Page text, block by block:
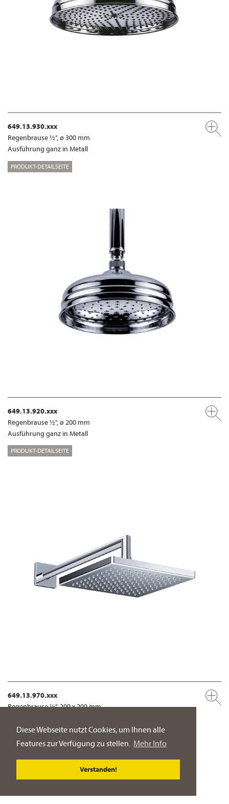
Diese Webseite nutzt Cookies, um Ihnen alle
Features zur Verfügung zu stellen. Mehr Info
Verstanden!
649.13.930.xxx
Regenbrause ½“, ø 300 mm
Ausführung ganz in Metall
PRODUKT-DETAILSEITE
649.13.920.xxx
Regenbrause ½", ø 200 mm
Ausführung ganz in Metall
PRODUKT-DETAILSEITE
649.13.970.xxx
Regenbrause ½“, 200 x 200 mm